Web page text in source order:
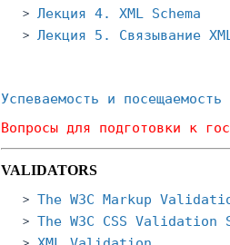
Лекция 4. XML Schema
Лекция 5. Связывание
Успеваемость и
Вопросы для подготовки к
VALIDATORS
The W3C Markup
The W3C CSS Validation